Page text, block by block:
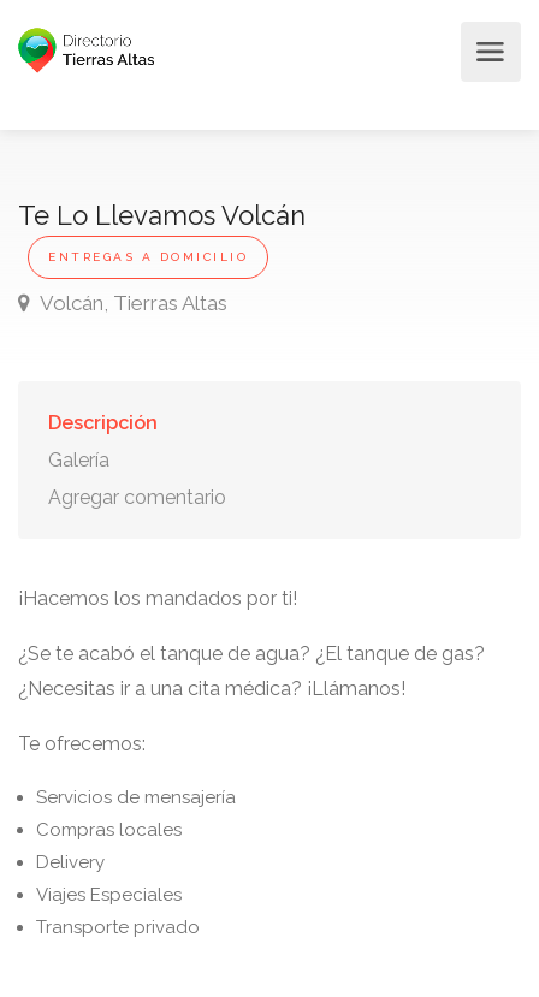
Te Lo Llevamos Volcán
ENTREGAS A DOMICILIO
Volcán, Tierras Altas
Descripción
Galería
Agregar comentario
¡Hacemos los mandados por ti!
¿Se te acabó el tanque de agua? ¿El tanque de gas?
¿Necesitas ir a una cita médica? ¡Llámanos!
Te ofrecemos:
Servicios de mensajería
Compras locales
Delivery
Viajes Especiales
Transporte privado